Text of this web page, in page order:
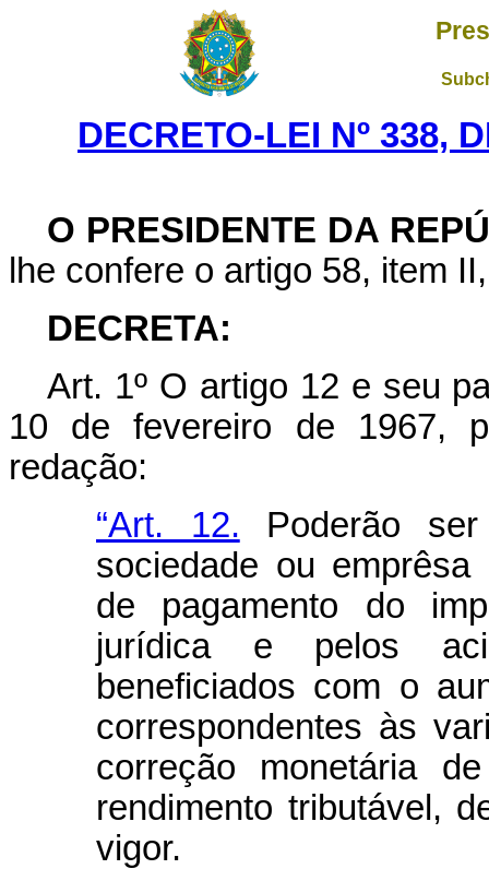
DECRETO-LEI Nº 338,
O PRESIDENTE DA
lhe confere o artigo 58, item
DECRETA:
Art. 1º O artigo 12 e seu
10 de fevereiro de 1967,
redação:
“Art. 12. Poderão
sociedade ou emprêsa
de pagamento do
jurídica e pelos
beneficiados com o
correspondentes às
correção monetária
rendimento tributável,
vigor.